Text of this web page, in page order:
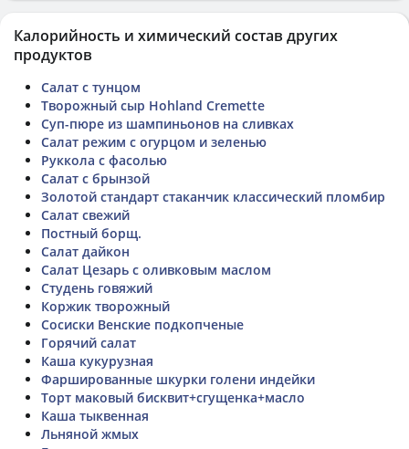
Калорийность и химический состав других
продуктов
Салат с тунцом
Творожный сыр Hohland Cremette
Суп-пюре из шампиньонов на сливках
Салат режим с огурцом и зеленью
Руккола с фасолью
Салат с брынзой
Золотой стандарт стаканчик классический пломбир
Салат свежий
Постный борщ.
Салат дайкон
Салат Цезарь с оливковым маслом
Студень говяжий
Коржик творожный
Сосиски Венские подкопченые
Горячий салат
Каша кукурузная
Фаршированные шкурки голени индейки
Торт маковый бисквит+сгущенка+масло
Каша тыквенная
Льняной жмых